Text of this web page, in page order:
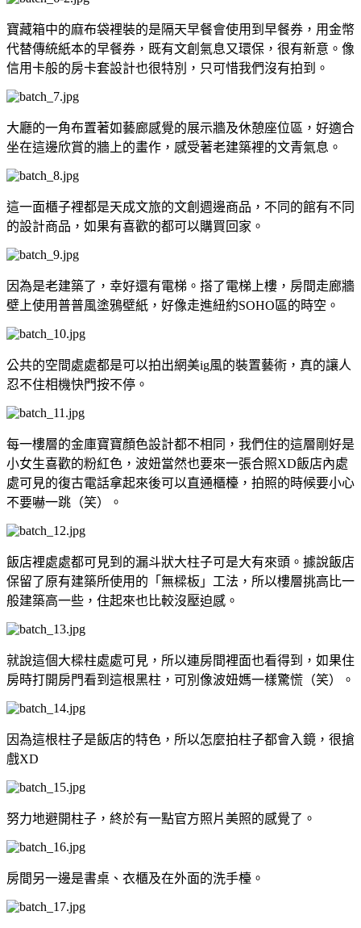
寶藏箱中的麻布袋裡裝的是隔天早餐會使用到早餐券，用金幣
代替傳統紙本的早餐券，既有文創氣息又環保，很有新意。像
信用卡般的房卡套設計也很特別，只可惜我們沒有拍到。
大廳的一角布置著如藝廊感覺的展示牆及休憩座位區，好適合
坐在這邊欣賞的牆上的畫作，感受著老建築裡的文青氣息。
這一面櫃子裡都是天成文旅的文創週邊商品，不同的館有不同
的設計商品，如果有喜歡的都可以購買回家。
因為是老建築了，幸好還有電梯。搭了電梯上樓，房間走廊牆
壁上使用普普風塗鴉壁紙，好像走進紐約SOHO區的時空。
公共的空間處處都是可以拍出網美ig風的裝置藝術，真的讓人
忍不住相機快門按不停。
每一樓層的金庫寶寶顏色設計都不相同，我們住的這層剛好是
小女生喜歡的粉紅色，波妞當然也要來一張合照XD飯店內處
處可見的復古電話拿起來後可以直通櫃檯，拍照的時候要小心
不要嚇一跳（笑）。
飯店裡處處都可見到的漏斗狀大柱子可是大有來頭。據說飯店
保留了原有建築所使用的「無樑板」工法，所以樓層挑高比一
般建築高一些，住起來也比較沒壓迫感。
就說這個大樑柱處處可見，所以連房間裡面也看得到，如果住
房時打開房門看到這根黑柱，可別像波妞媽一樣驚慌（笑）。
因為這根柱子是飯店的特色，所以怎麼拍柱子都會入鏡，很搶
戲XD
努力地避開柱子，終於有一點官方照片美照的感覺了。
房間另一邊是書桌、衣櫃及在外面的洗手檯。